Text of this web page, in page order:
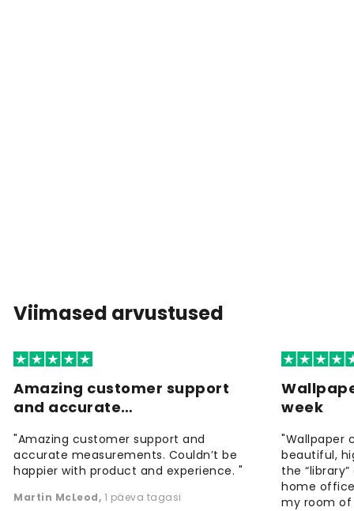
Viimased arvustused
Amazing customer support
and accurate…
"Amazing customer support and
accurate measurements. Couldn’t be
happier with product and experience. "
Martin McLeod, 1 päeva tagasi
week
"Wallpaper
beautiful,
the
home
my room of